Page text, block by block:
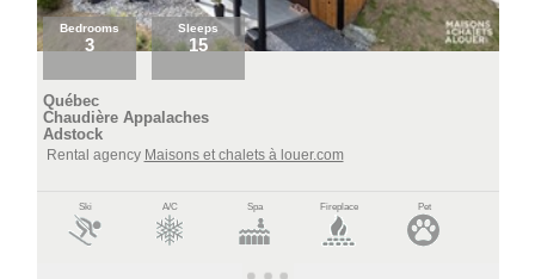
Bedrooms
3
Sleeps
15
Québec
Chaudière Appalaches
Adstock
Rental agency Maisons et chalets à louer.com
Ski A/C Spa Fireplace Pet